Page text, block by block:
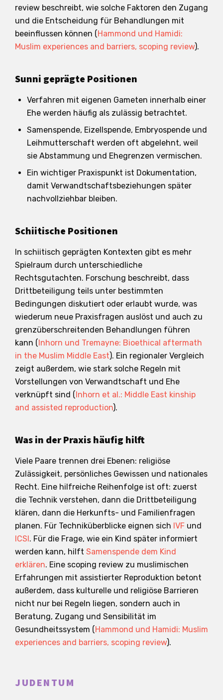
review beschreibt, wie solche Faktoren den Zugang
und die Entscheidung für Behandlungen mit
beeinflussen können (Hammond und Hamidi:
Muslim experiences and barriers, scoping review).
Sunni geprägte Positionen
Verfahren mit eigenen Gameten innerhalb einer
Ehe werden häufig als zulässig betrachtet.
Samenspende, Eizellspende, Embryospende und
Leihmutterschaft werden oft abgelehnt, weil
sie Abstammung und Ehegrenzen vermischen.
Ein wichtiger Praxispunkt ist Dokumentation,
damit Verwandtschaftsbeziehungen später
nachvollziehbar bleiben.
Schiitische Positionen
In schiitisch geprägten Kontexten gibt es mehr
Spielraum durch unterschiedliche
Rechtsgutachten. Forschung beschreibt, dass
Drittbeteiligung teils unter bestimmten
Bedingungen diskutiert oder erlaubt wurde, was
wiederum neue Praxisfragen auslöst und auch zu
grenzüberschreitenden Behandlungen führen
kann (Inhorn und Tremayne: Bioethical aftermath
in the Muslim Middle East). Ein regionaler Vergleich
zeigt außerdem, wie stark solche Regeln mit
Vorstellungen von Verwandtschaft und Ehe
verknüpft sind (Inhorn et al.: Middle East kinship
and assisted reproduction).
Was in der Praxis häufig hilft
Viele Paare trennen drei Ebenen: religiöse
Zulässigkeit, persönliches Gewissen und nationales
Recht. Eine hilfreiche Reihenfolge ist oft: zuerst
die Technik verstehen, dann die Drittbeteiligung
klären, dann die Herkunfts- und Familienfragen
planen. Für Techniküberblicke eignen sich IVF und
ICSI. Für die Frage, wie ein Kind später informiert
werden kann, hilft Samenspende dem Kind
erklären. Eine scoping review zu muslimischen
Erfahrungen mit assistierter Reproduktion betont
außerdem, dass kulturelle und religiöse Barrieren
nicht nur bei Regeln liegen, sondern auch in
Beratung, Zugang und Sensibilität im
Gesundheitssystem (Hammond und Hamidi: Muslim
experiences and barriers, scoping review).
JUDENTUM